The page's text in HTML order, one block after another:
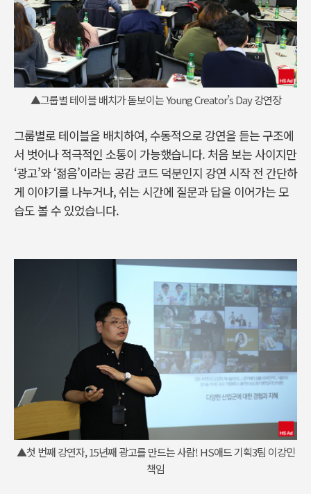
▲그룹별 테이블 배치가 돋보이는 Young Creator’s Day 강연장
그룹별로 테이블을 배치하여, 수동적으로 강연을 듣는 구조에
서 벗어나 적극적인 소통이 가능했습니다. 처음 보는 사이지만
‘광고’와 ‘젊음’이라는 공감 코드 덕분인지 강연 시작 전 간단하
게 이야기를 나누거나, 쉬는 시간에 질문과 답을 이어가는 모
습도 볼 수 있었습니다.
▲첫 번째 강연자, 15년째 광고를 만드는 사람! HS애드 기획3팀 이강민
책임